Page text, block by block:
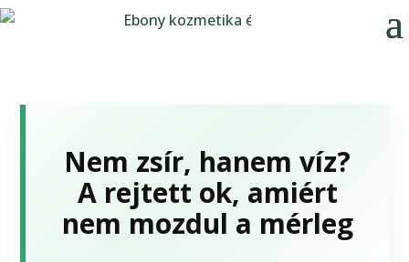
Nem zsír, hanem víz?
A rejtett ok, amiért
nem mozdul a mérleg